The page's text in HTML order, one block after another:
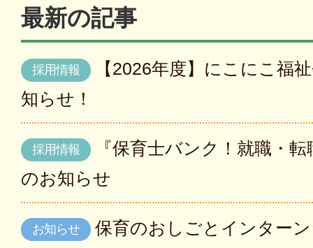
最新の記事
採用情報
【2026年度】にこにこ福
知らせ！
採用情報
『保育士バンク！就職・
のお知らせ
お知らせ 保育のおしごとインター